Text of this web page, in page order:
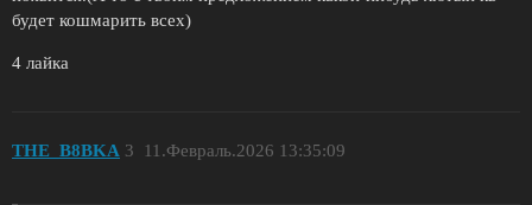
будет кошмарить всех)
4 лайка
THE_B8BKA 11.Февраль.2026 13:35:09
3